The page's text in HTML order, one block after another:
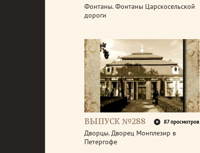
Фонтаны. Фонтаны Царскосельской
дороги
ВЫПУСК №288 87 просмотров
Дворцы. Дворец Монплезир в
Петергофе